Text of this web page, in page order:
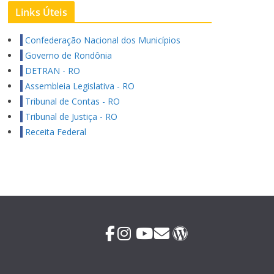
Links Úteis
Confederação Nacional dos Municípios
Governo de Rondônia
DETRAN - RO
Assembleia Legislativa - RO
Tribunal de Contas - RO
Tribunal de Justiça - RO
Receita Federal